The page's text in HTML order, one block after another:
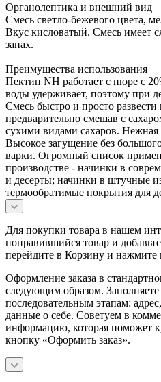
Органолептика и внешний вид
Смесь светло-бежевого цвета,
Вкус кисловатый. Смесь имеет
запах.
Преимущества использования
Пектин NH работает с пюре с
воды удерживает, поэтому при
Смесь быстро и просто
предварительно смешав с
сухими видами сахаров. Нежная
Высокое загущение без
варки. Огромный список
производстве - начинки в
и десерты; начинки в штучные
термообратимые покрытия для
Для покупки товара в нашем
понравившийся товар и
перейдите в Корзину и нажмите
Оформление заказа в
следующим образом.
последовательным этапам:
данные о себе. Советуем в
информацию, которая поможет
кнопку «Оформить заказ».